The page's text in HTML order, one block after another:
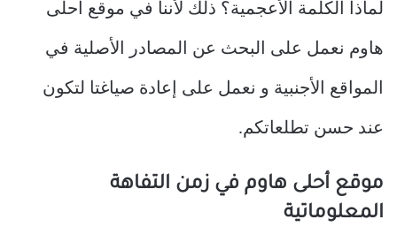
لماذا الكلمة الأعجمية؟ ذلك لأننا في موقع أحلى
هاوم نعمل على البحث عن المصادر الأصلية في
المواقع الأجنبية و نعمل على إعادة صياغتا لتكون
عند حسن تطلعاتكم.
موقع أحلى هاوم في زمن التفاهة
المعلوماتية